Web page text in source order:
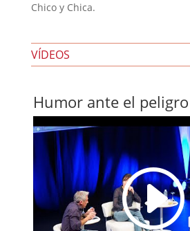
Chico y Chica.
VÍDEOS
Humor ante el peligro
I